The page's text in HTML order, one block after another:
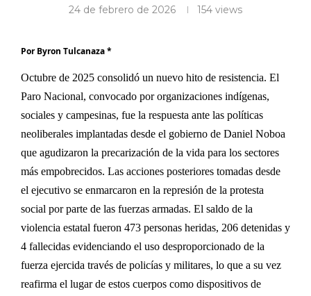
24 de febrero de 2026 154 views
Por Byron Tulcanaza *
Octubre de 2025 consolidó un nuevo hito de resistencia. El
Paro Nacional, convocado por organizaciones indígenas,
sociales y campesinas, fue la respuesta ante las políticas
neoliberales implantadas desde el gobierno de Daniel Noboa
que agudizaron la precarización de la vida para los sectores
más empobrecidos. Las acciones posteriores tomadas desde
el ejecutivo se enmarcaron en la represión de la protesta
social por parte de las fuerzas armadas. El saldo de la
violencia estatal fueron 473 personas heridas, 206 detenidas y
4 fallecidas evidenciando el uso desproporcionado de la
fuerza ejercida través de policías y militares, lo que a su vez
reafirma el lugar de estos cuerpos como dispositivos de